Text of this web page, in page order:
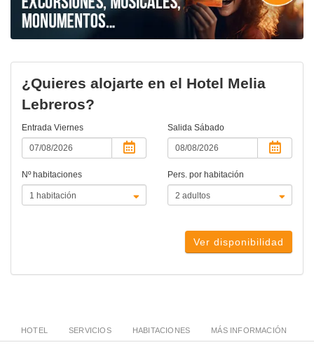
¿Quieres alojarte en el Hotel Melia
Lebreros?
Entrada Viernes Salida Sábado
Nº habitaciones Pers. por habitación
Ver disponibilidad
HOTEL SERVICIOS HABITACIONES MÁS INFORMACIÓN